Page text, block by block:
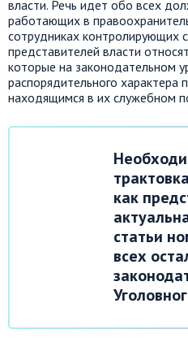
власти. Речь идет обо всех
работающих в
сотрудниках контролирующих
представителей власти
которые на законодательном
распорядительного
находящимся в их служебном
как
статьи
всех